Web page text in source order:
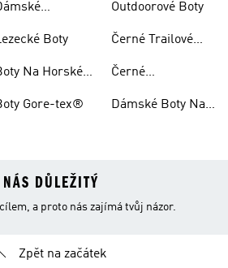
Boty
Na Horské
Gore-tex®
Outdoorové Boty
Černé Trailové
Černé
Dámské Boty Na
DŮLEŽITÝ
a proto nás zajímá tvůj názor.
Zpět na začátek